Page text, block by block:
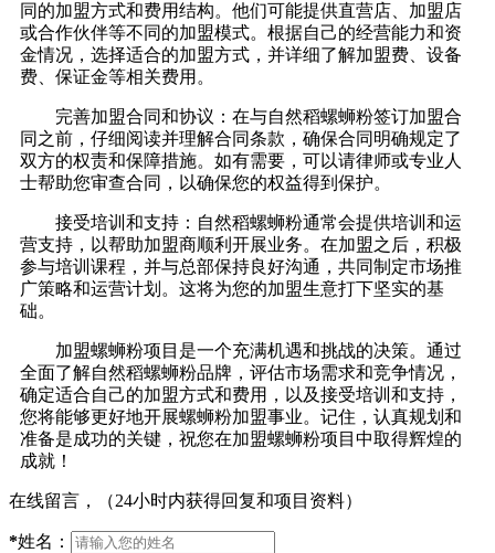
同的加盟方式和费用结构。他们可能提供直营店、加盟店
或合作伙伴等不同的加盟模式。根据自己的经营能力和资
金情况，选择适合的加盟方式，并详细了解加盟费、设备
费、保证金等相关费用。
完善加盟合同和协议：在与自然稻螺蛳粉签订加盟合
同之前，仔细阅读并理解合同条款，确保合同明确规定了
双方的权责和保障措施。如有需要，可以请律师或专业人
士帮助您审查合同，以确保您的权益得到保护。
接受培训和支持：自然稻螺蛳粉通常会提供培训和运
营支持，以帮助加盟商顺利开展业务。在加盟之后，积极
参与培训课程，并与总部保持良好沟通，共同制定市场推
广策略和运营计划。这将为您的加盟生意打下坚实的基
础。
加盟螺蛳粉项目是一个充满机遇和挑战的决策。通过
全面了解自然稻螺蛳粉品牌，评估市场需求和竞争情况，
确定适合自己的加盟方式和费用，以及接受培训和支持，
您将能够更好地开展螺蛳粉加盟事业。记住，认真规划和
准备是成功的关键，祝您在加盟螺蛳粉项目中取得辉煌的
成就！
在线留言，（24小时内获得回复和项目资料）
*姓名：